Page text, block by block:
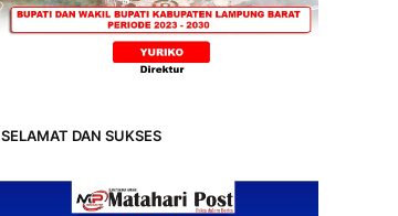
SELAMAT DAN SUKSES